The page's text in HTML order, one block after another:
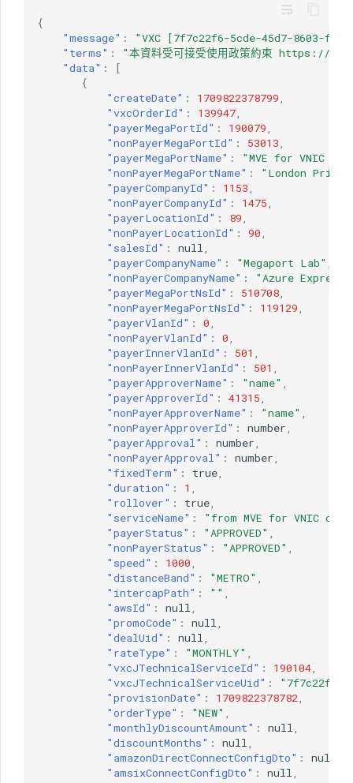
wrap_text
{
"message" :
"VXC [7f7c22f6-5cde-45d7-8603-
"terms" :
"本資料受可接受使用政策約束 https://
"data" :
[
{
"createDate" : 1709822378799
"vxcOrderId" : 139947
"payerMegaPortId" : 190079
"nonPayerMegaPortId" : 53013
"payerMegaPortName" :
"MVE for VNIC
"nonPayerMegaPortName" :
"London
"payerCompanyId" : 1153
"nonPayerCompanyId" : 1475
"payerLocationId" : 89
"nonPayerLocationId" : 90
"salesId" : null
"payerCompanyName" : "Megaport Lab"
"nonPayerCompanyName" :
"Azure
"payerMegaPortNsId" : 510708
"nonPayerMegaPortNsId" : 119129
"payerVlanId" : 0
"nonPayerVlanId" : 0
"payerInnerVlanId" : 501
"nonPayerInnerVlanId" : 501
"payerApproverName" : "name"
"payerApproverId" : 41315
"nonPayerApproverName" : "name"
"nonPayerApproverId" : number
"payerApproval" : number
"nonPayerApproval" : number
"fixedTerm" : true
"duration" : 1
"rollover" : true
"serviceName" :
"from MVE for VNIC
"payerStatus" : "APPROVED"
"nonPayerStatus" : "APPROVED"
"speed" : 1000
"distanceBand" : "METRO"
"intercapPath" : ""
"awsId" : null
"promoCode" : null
"dealUid" : null
"rateType" : "MONTHLY"
"vxcJTechnicalServiceId" : 190104
"vxcJTechnicalServiceUid" :
"7f7c22f6-
"provisionDate" : 1709822378782
"orderType" : "NEW"
"monthlyDiscountAmount" : null
"discountMonths" : null
"amazonDirectConnectConfigDto" : null
"amsixConnectConfigDto" : null